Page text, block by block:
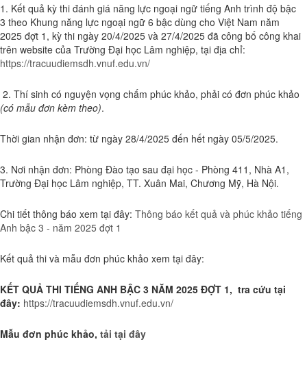
1. Kết quả kỳ thi đánh giá năng lực ngoại ngữ tiếng Anh trình độ bậc
3 theo Khung năng lực ngoại ngữ 6 bậc dùng cho Việt Nam năm
2025 đợt 1, kỳ thi ngày 20/4/2025 và 27/4/2025 đã công bố công khai
trên website của Trường Đại học Lâm nghiệp, tại địa chỉ:
https://tracuudiemsdh.vnuf.edu.vn/
2. Thí sinh có nguyện vọng chấm phúc khảo, phải có đơn phúc khảo
(có mẫu đơn kèm theo).
Thời gian nhận đơn: từ ngày 28/4/2025 đến hết ngày 05/5/2025.
3. Nơi nhận đơn: Phòng Đào tạo sau đại học - Phòng 411, Nhà A1,
Trường Đại học Lâm nghiệp, TT. Xuân Mai, Chương Mỹ, Hà Nội.
Chi tiết thông báo xem tại đây: Thông báo kết quả và phúc khảo tiếng
Anh bậc 3 - năm 2025 đợt 1
Kết quả thi và mẫu đơn phúc khảo xem tại đây:
KẾT QUẢ THI TIẾNG ANH BẬC 3 NĂM 2025 ĐỢT 1, tra cứu tại
đây: https://tracuudiemsdh.vnuf.edu.vn/
Mẫu đơn phúc khảo, tải tại đây